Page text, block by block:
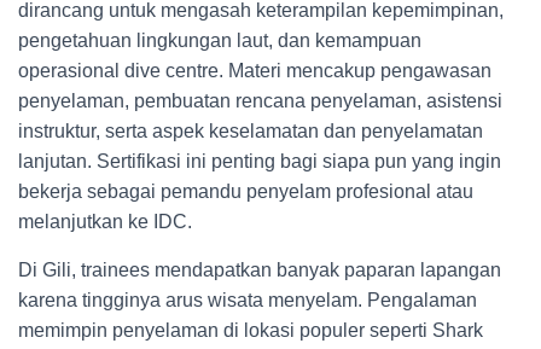
dirancang untuk mengasah keterampilan kepemimpinan,
pengetahuan lingkungan laut, dan kemampuan
operasional dive centre. Materi mencakup pengawasan
penyelaman, pembuatan rencana penyelaman, asistensi
instruktur, serta aspek keselamatan dan penyelamatan
lanjutan. Sertifikasi ini penting bagi siapa pun yang ingin
bekerja sebagai pemandu penyelam profesional atau
melanjutkan ke IDC.
Di Gili, trainees mendapatkan banyak paparan lapangan
karena tingginya arus wisata menyelam. Pengalaman
memimpin penyelaman di lokasi populer seperti Shark